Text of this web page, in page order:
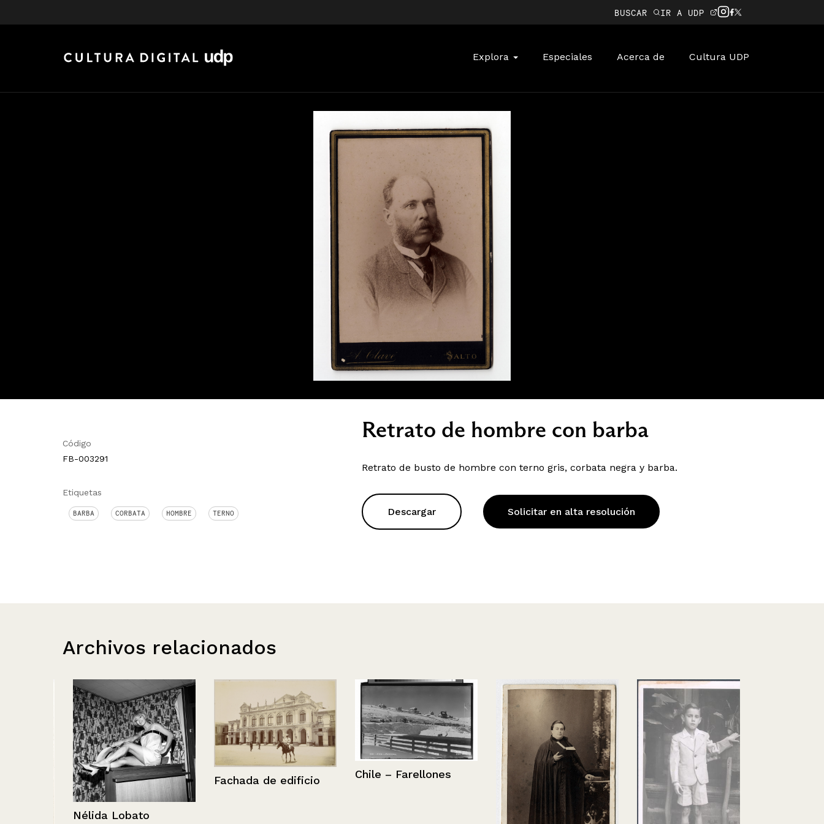
BUSCAR IR A UDP
Explora Especiales Acerca de Cultura UDP
Código
FB-003291
Etiquetas
BARBA CORBATA HOMBRE TERNO
Retrato de hombre con barba
Retrato de busto de hombre con terno gris, corbata negra y barba.
Descargar Solicitar en alta resolución
Archivos relacionados
Nélida Lobato
Fachada de edificio Chile – Farellones